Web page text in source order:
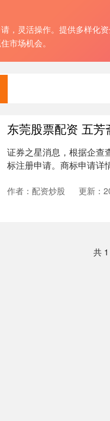
，灵活操作。提供多样化
市场机会。
东莞股票配资 五
证券之星消息，根据企查
标注册申请。商标申请详
作者：配资炒股 更新：
共